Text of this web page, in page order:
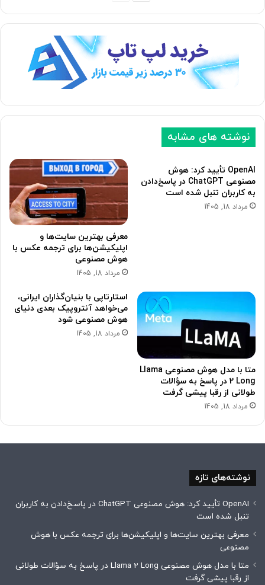
ح
ق
ب
ی
ح
ه
ع
ی
نوشته های مشابه
OpenAI تأیید کرد: هوش
مصنوعی ChatGPT در پاسخ‌دادن
به کاربران تنبل شده است
مرداد 18, 1405
معرفی بهترین سایت‌ها و
اپلیکیشن‌ها برای ترجمه عکس با
هوش مصنوعی
مرداد 18, 1405
متا با مدل هوش مصنوعی Llama
2 Long در پاسخ به سؤالات
طولانی از رقبا پیشی گرفت
مرداد 18, 1405
استارتاپی با بنیان‌گذاران ایرانی،
می‌خواهد آنتروپیک بعدی دنیای
هوش مصنوعی شود
مرداد 18, 1405
نوشته‌های تازه
OpenAI تأیید کرد: هوش مصنوعی ChatGPT در پاسخ‌دادن به کاربران
تنبل شده است
معرفی بهترین سایت‌ها و اپلیکیشن‌ها برای ترجمه عکس با هوش
مصنوعی
متا با مدل هوش مصنوعی Llama 2 Long در پاسخ به سؤالات طولانی
از رقبا پیشی گرفت